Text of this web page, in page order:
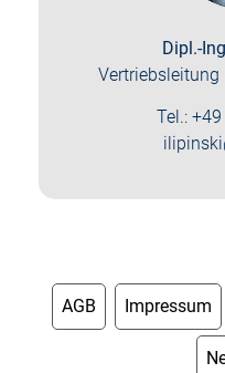
Dipl.-
Vertriebsleitung
Tel.:
AGB Impressum